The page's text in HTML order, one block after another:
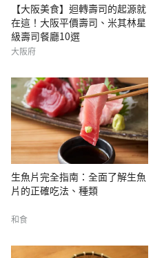
【大阪美食】迴轉壽司的起源就
在這！大阪平價壽司、米其林星
級壽司餐廳10選
大阪府
生魚片完全指南：全面了解生魚
片的正確吃法、種類
和食